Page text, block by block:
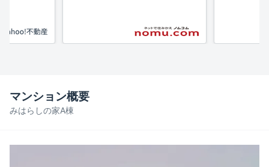
みはらしの家A棟
マンション概要